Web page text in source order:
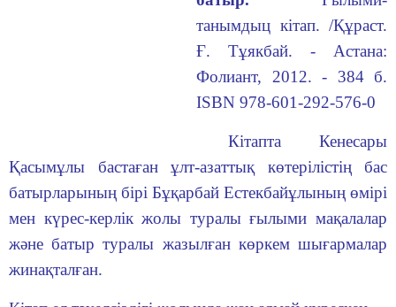
танымдыц кітап. /Құраст.
Ғ. Тұякбай. - Астана:
Фолиант, 2012. - 384 б.
ISBN 978-601-292-576-0
Кітапта Кенесары
Қасымұлы бастаған ұлт-азаттық көтерілістің бас
батырларының бірі Бұқарбай Естекбайұлының өмірі
мен күрес-керлік жолы туралы ғылыми мақалалар
және батыр туралы жазылған көркем шығармалар
жинақталған.